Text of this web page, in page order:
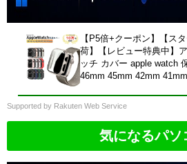
【P5倍+クーポン】【ス
荷】【レビュー特典中】
ッチ カバー apple watch
46mm 45mm 42mm 41mm
Supported by Rakuten Web Service
気になるパソ